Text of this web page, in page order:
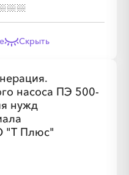
Скрыть
насоса ПЭ 500-
нужд
"Т Плюс"